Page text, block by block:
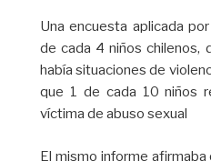
Una encuesta aplicada
de cada 4 niños chilenos,
había situaciones de
que 1 de cada 10 niños
víctima de abuso sexual
El mismo informe